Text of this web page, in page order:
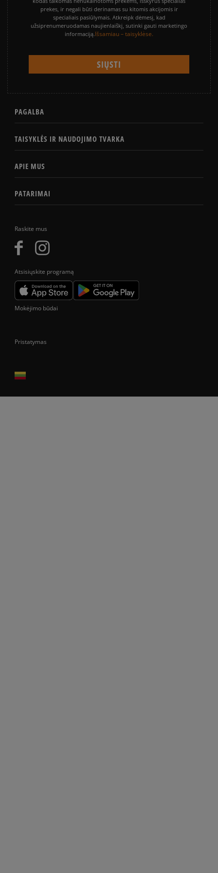
Raskite mus
Atsisiųskite programą
prekes, ir negali būti derinamas su kitomis akcijomis ir
specialiais pasiūlymais. Atkreipk dėmesį, kad
užsiprenumeruodamas naujienlaiškį, sutinki gauti marketingo
informaciją.Išsamiau – taisyklėse.
PAGALBA
TAISYKLĖS IR NAUDOJIMO TVARKA
APIE MUS
PATARIMAI
Mokėjimo būdai
Pristatymas